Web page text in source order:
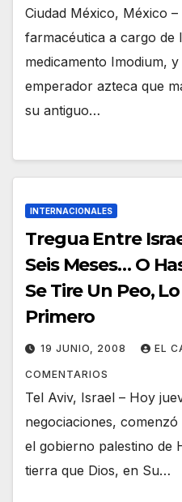
Ciudad México, México
farmacéutica a cargo de
medicamento Imodium,
emperador azteca que
su antiguo…
INTERNACIONALES
Tregua Entre
Seis Meses… O
Se Tire Un Peo,
Primero
19 JUNIO, 2008 EL
COMENTARIOS
Tel Aviv, Israel – Hoy
negociaciones,
el gobierno palestino de
tierra que Dios, en Su…